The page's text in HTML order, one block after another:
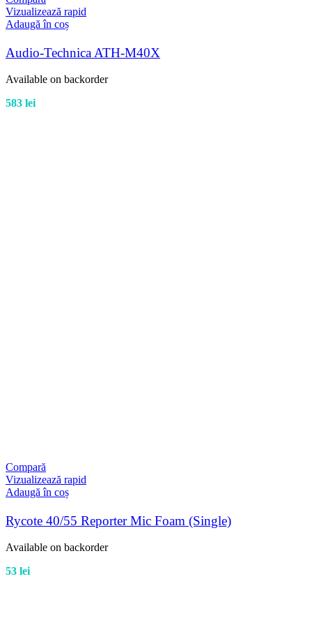
Vizualizează rapid
Adaugă în coș
Audio-Technica ATH-M40X
Available on backorder
583 lei
Compară
Vizualizează rapid
Adaugă în coș
Rycote 40/55 Reporter Mic Foam (Single)
Available on backorder
53 lei